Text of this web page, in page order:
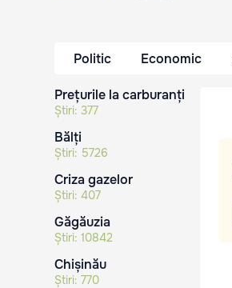
Politic Economic
Prețurile la carburanți
Știri: 377
Bălți
Știri: 5726
Criza gazelor
Știri: 407
Găgăuzia
Știri: 10842
Chișinău
Știri: 770